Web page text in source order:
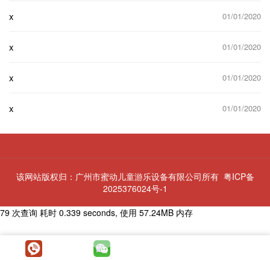
x 01/01/2020
x 01/01/2020
x 01/01/2020
x 01/01/2020
该网站版权归：广州市蜜动儿童游乐设备有限公司所有 粤ICP备
2025376024号-1
79 次查询 耗时 0.339 seconds, 使用 57.24MB 内存